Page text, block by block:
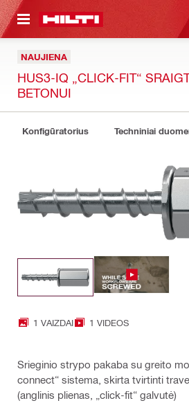
TURINIO
NAUJIENA
HUS3-IQ „CLICK-FIT“
BETONUI
Konfigūratorius Techniniai
1 VAIZDAI 1 VIDEOS
Srieginio strypo pakaba su greito
connect“ sistema, skirta tvirtinti
(anglinis plienas, „click-fit“ galvutė)